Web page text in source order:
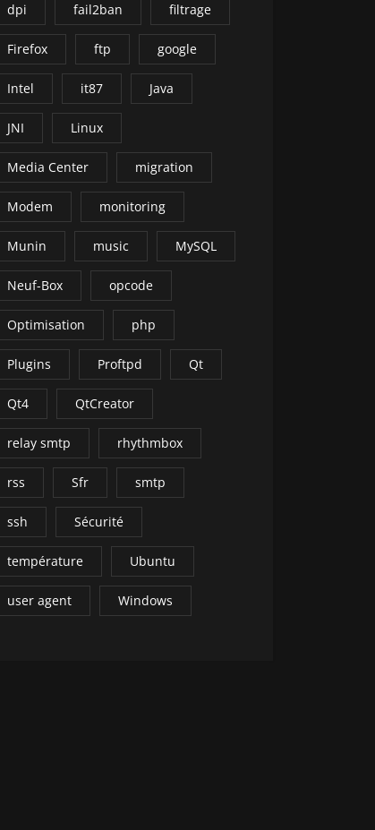
dpi fail2ban filtrage
Firefox ftp google
Intel it87 Java
JNI Linux
Media Center migration
Modem monitoring
Munin music MySQL
Neuf-Box opcode
Optimisation php
Plugins Proftpd Qt
Qt4 QtCreator
relay smtp rhythmbox
rss Sfr smtp
ssh Sécurité
température Ubuntu
user agent Windows